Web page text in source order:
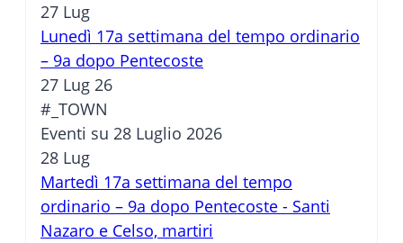
27 Lug
Lunedì 17a settimana del tempo ordinario
– 9a dopo Pentecoste
27 Lug 26
#_TOWN
Eventi su 28 Luglio 2026
28 Lug
Martedì 17a settimana del tempo
ordinario – 9a dopo Pentecoste - Santi
Nazaro e Celso, martiri